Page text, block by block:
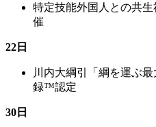
特定技能外国人との共
催
22日
川内大綱引「綱を運ぶ
録™︎認定
30日